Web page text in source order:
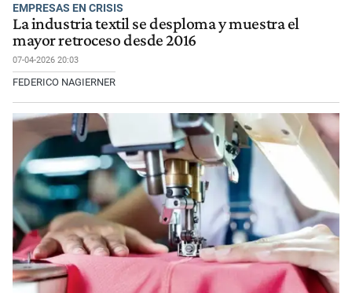
EMPRESAS EN CRISIS
La industria textil se desploma y muestra el
mayor retroceso desde 2016
07-04-2026 20:03
FEDERICO NAGIERNER